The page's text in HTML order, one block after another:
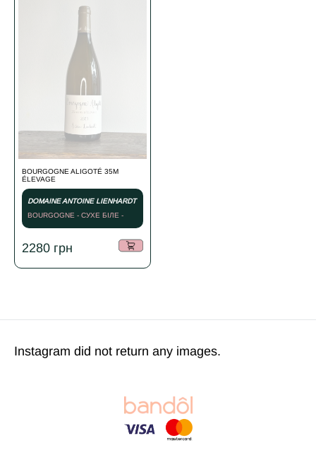
BOURGOGNE ALIGOTÉ 35M
ÉLEVAGE
DOMAINE ANTOINE LIENHARDT
BOURGOGNE - СУХЕ БІЛЕ -
2021
2280 грн
Instagram did not return any images.